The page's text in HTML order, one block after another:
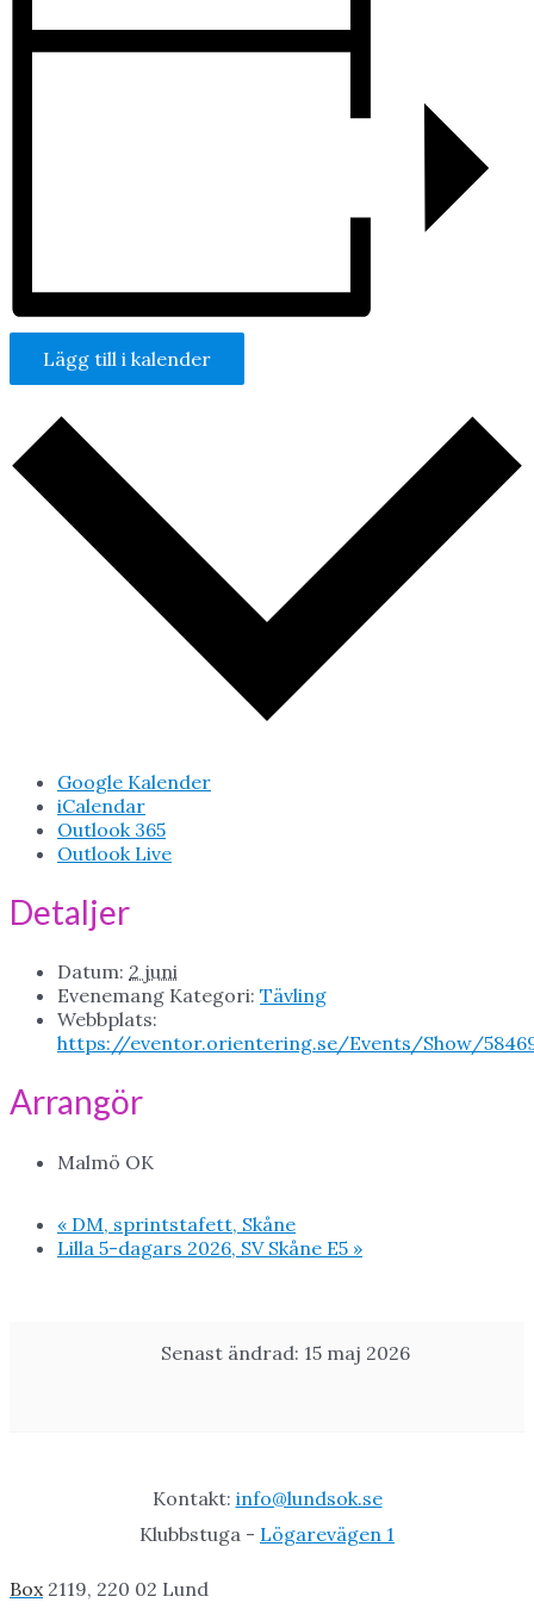
Lägg till i kalender
Google Kalender
iCalendar
Outlook 365
Outlook Live
Detaljer
Datum: 2 juni
Evenemang Kategori: Tävling
Webbplats:
https://eventor.orientering.se/Events/Show/
Arrangör
Malmö OK
« DM, sprintstafett, Skåne
Lilla 5-dagars 2026, SV Skåne E5 »
Senast ändrad: 15 maj 2026
Kontakt: info@lundsok.se
Klubbstuga - Lögarevägen 1
Box2119, 220 02 Lund